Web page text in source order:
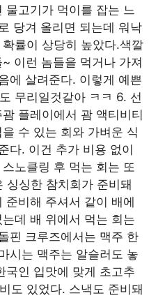
물고기가 먹이를 잡는 느
당겨 올리면 되는데 워낙
률이 상당히 높았다.색깔
이런 놈들을 먹거나 가져
에 살려준다. 이렇게 예쁜
무리일것같아 ㅋㅋ 6. 선
플레이에서 괌 액티비티
수 있는 회와 가벼운 식
다. 이건 추가 비용 없이
노클링 후 먹는 회는 또
싱싱한 참치회가 준비돼
준비해 주셔서 같이 배에
데 배 위에서 먹는 회는
핀 크루즈에서는 맥주 한
시는 맥주는 알슬러도 놓
국인 입맛에 맞게 초고추
도 있었다. 스낵도 준비돼